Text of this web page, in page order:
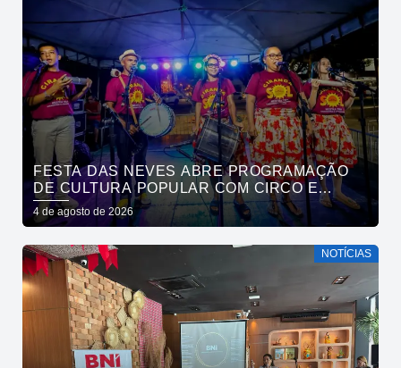
FESTA DAS NEVES ABRE PROGRAMAÇÃO
DE CULTURA POPULAR COM CIRCO E
CIRANDA NO PARQUE SOLON DE LUCENA
4 de agosto de 2026
NOTÍCIAS